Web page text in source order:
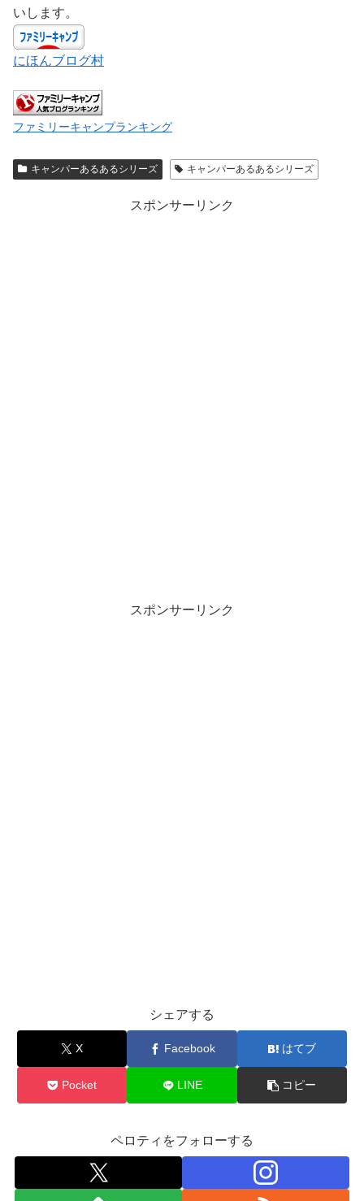
いします。
にほんブログ村
ファミリーキャンプランキング
キャンパーあるあるシリーズ キャンパーあるあるシリーズ
スポンサーリンク
スポンサーリンク
シェアする
X Facebook はてブ
Pocket LINE コピー
ペロティをフォローする